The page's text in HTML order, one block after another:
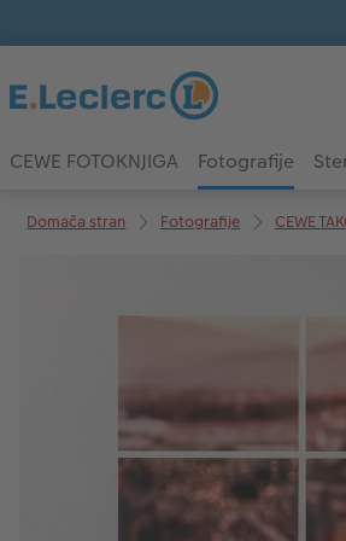
CEWE FOTOKNJIGA Fotografije
Domača stran Fotografije CEWE